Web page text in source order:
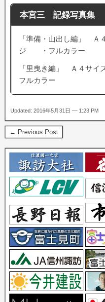
本宮三 記録写真集
「準備・山出し編」
ジ ・フルカラー
「里曳き編」 Ａ４
フルカラー
Updated: 2016年5月31日 — 1:23 PM
← Previous Post